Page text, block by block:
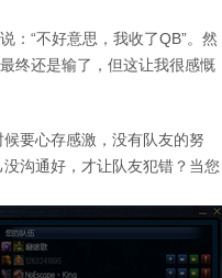
：“不好意思，我收了QB”。然
终还是输了，但这让我很感慨
候要心存感激，没有队友的努
沟通好，才让队友犯错？当您